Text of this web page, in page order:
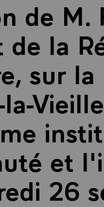
de M.
de la
sur
et
26